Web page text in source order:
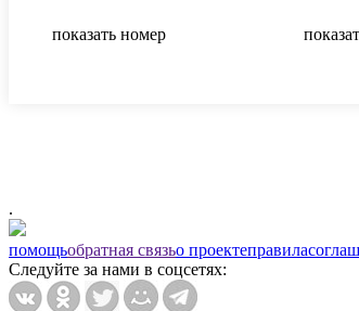
показать номер
.
помощьобратная связьо проектеправила
Следуйте за нами в соцсетях: